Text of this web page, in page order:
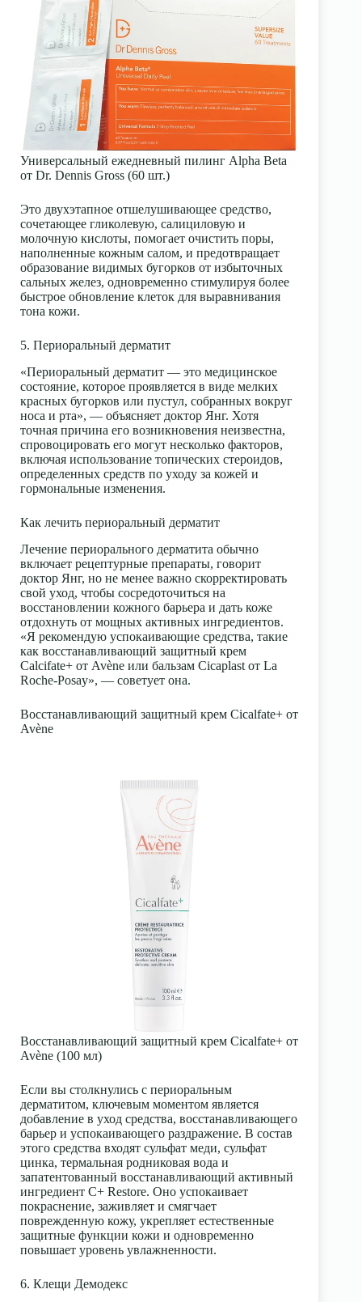
Универсальный ежедневный пилинг Alpha Beta
от Dr. Dennis Gross (60 шт.)
Это двухэтапное отшелушивающее средство,
сочетающее гликолевую, салициловую и
молочную кислоты, помогает очистить поры,
наполненные кожным салом, и предотвращает
образование видимых бугорков от избыточных
сальных желез, одновременно стимулируя более
быстрое обновление клеток для выравнивания
тона кожи.
5. Периоральный дерматит
«Периоральный дерматит — это медицинское
состояние, которое проявляется в виде мелких
красных бугорков или пустул, собранных вокруг
носа и рта», — объясняет доктор Янг. Хотя
точная причина его возникновения неизвестна,
спровоцировать его могут несколько факторов,
включая использование топических стероидов,
определенных средств по уходу за кожей и
гормональные изменения.
Как лечить периоральный дерматит
Лечение периорального дерматита обычно
включает рецептурные препараты, говорит
доктор Янг, но не менее важно скорректировать
свой уход, чтобы сосредоточиться на
восстановлении кожного барьера и дать коже
отдохнуть от мощных активных ингредиентов.
«Я рекомендую успокаивающие средства, такие
как восстанавливающий защитный крем
Calcifate+ от Avène или бальзам Cicaplast от La
Roche-Posay», — советует она.
Восстанавливающий защитный крем Cicalfate+ от
Avène
Восстанавливающий защитный крем Cicalfate+ от
Avène (100 мл)
Если вы столкнулись с периоральным
дерматитом, ключевым моментом является
добавление в уход средства, восстанавливающего
барьер и успокаивающего раздражение. В состав
этого средства входят сульфат меди, сульфат
цинка, термальная родниковая вода и
запатентованный восстанавливающий активный
ингредиент C+ Restore. Оно успокаивает
покраснение, заживляет и смягчает
поврежденную кожу, укрепляет естественные
защитные функции кожи и одновременно
повышает уровень увлажненности.
6. Клещи Демодекс